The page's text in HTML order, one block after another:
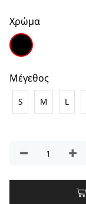
Χρώμα
Μέγεθος
S M L